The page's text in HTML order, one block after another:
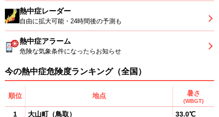
熱中症レーダー
自由に拡大可能・24時間後の予測も
熱中症アラーム
危険な気象条件になったらお知らせ
今の熱中症危険度ランキング（全国）
順位 地点 暑さ
(WBGT)
1 大山町（鳥取） 33.0℃